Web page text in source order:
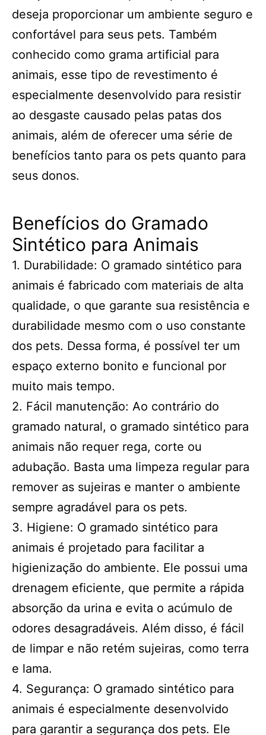
deseja proporcionar um ambiente seguro e
confortável para seus pets. Também
conhecido como grama artificial para
animais, esse tipo de revestimento é
especialmente desenvolvido para resistir
ao desgaste causado pelas patas dos
animais, além de oferecer uma série de
benefícios tanto para os pets quanto para
seus donos.
Benefícios do Gramado
Sintético para Animais
1. Durabilidade: O gramado sintético para
animais é fabricado com materiais de alta
qualidade, o que garante sua resistência e
durabilidade mesmo com o uso constante
dos pets. Dessa forma, é possível ter um
espaço externo bonito e funcional por
muito mais tempo.
2. Fácil manutenção: Ao contrário do
gramado natural, o gramado sintético para
animais não requer rega, corte ou
adubação. Basta uma limpeza regular para
remover as sujeiras e manter o ambiente
sempre agradável para os pets.
3. Higiene: O gramado sintético para
animais é projetado para facilitar a
higienização do ambiente. Ele possui uma
drenagem eficiente, que permite a rápida
absorção da urina e evita o acúmulo de
odores desagradáveis. Além disso, é fácil
de limpar e não retém sujeiras, como terra
e lama.
4. Segurança: O gramado sintético para
animais é especialmente desenvolvido
para garantir a segurança dos pets. Ele